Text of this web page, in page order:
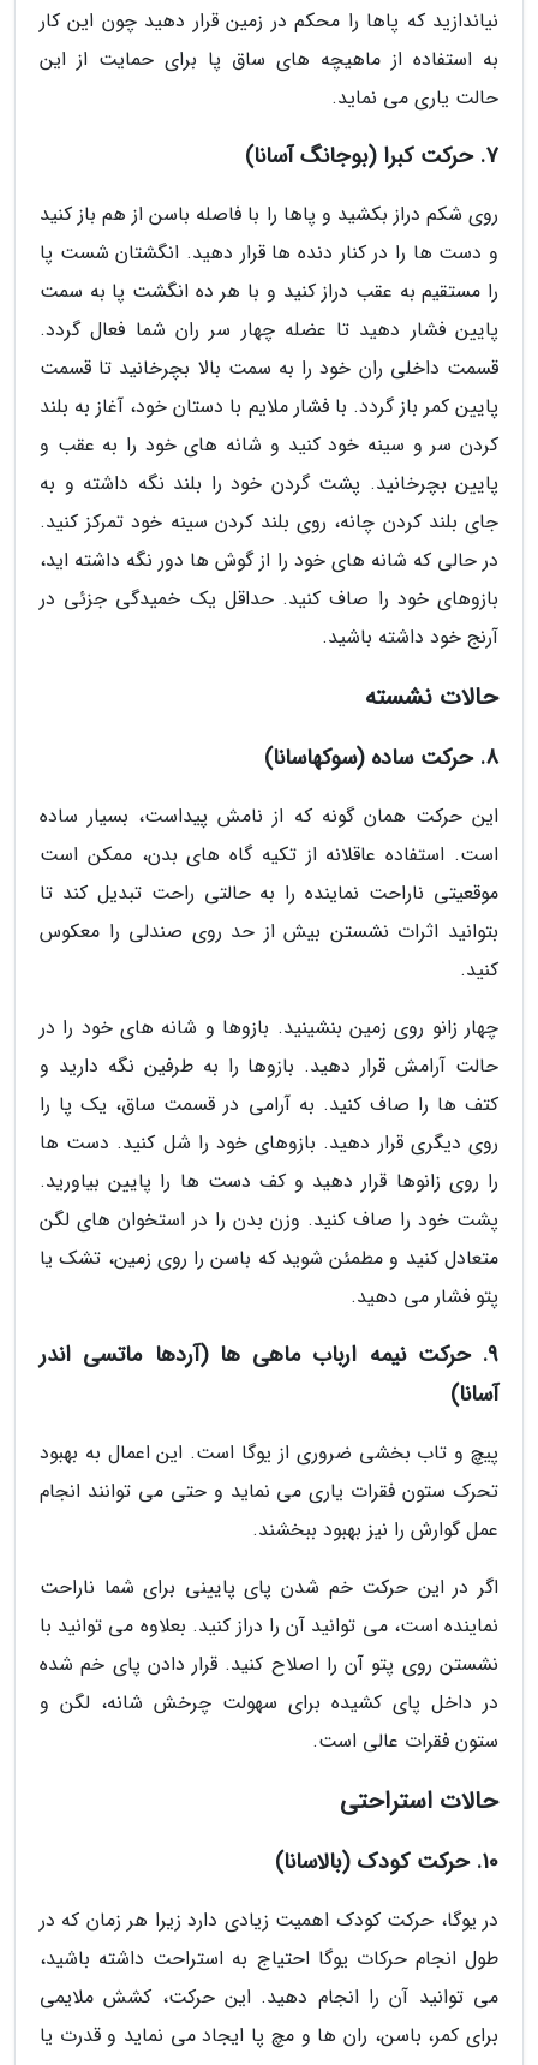
نیاندازید که پاها را محکم در زمین قرار دهید چون این کار
به استفاده از ماهیچه های ساق پا برای حمایت از این
حالت یاری می نماید.
7. حرکت کبرا (بوجانگ آسانا)
روی شکم دراز بکشید و پاها را با فاصله باسن از هم باز کنید
و دست ها را در کنار دنده ها قرار دهید. انگشتان شست پا
را مستقیم به عقب دراز کنید و با هر ده انگشت پا به سمت
پایین فشار دهید تا عضله چهار سر ران شما فعال گردد.
قسمت داخلی ران خود را به سمت بالا بچرخانید تا قسمت
پایین کمر باز گردد. با فشار ملایم با دستان خود، آغاز به بلند
کردن سر و سینه خود کنید و شانه های خود را به عقب و
پایین بچرخانید. پشت گردن خود را بلند نگه داشته و به
جای بلند کردن چانه، روی بلند کردن سینه خود تمرکز کنید.
در حالی که شانه های خود را از گوش ها دور نگه داشته اید،
بازوهای خود را صاف کنید. حداقل یک خمیدگی جزئی در
آرنج خود داشته باشید.
حالات نشسته
8. حرکت ساده (سوکهاسانا)
این حرکت همان گونه که از نامش پیداست، بسیار ساده
است. استفاده عاقلانه از تکیه گاه های بدن، ممکن است
موقعیتی ناراحت نماینده را به حالتی راحت تبدیل کند تا
بتوانید اثرات نشستن بیش از حد روی صندلی را معکوس
کنید.
چهار زانو روی زمین بنشینید. بازوها و شانه های خود را در
حالت آرامش قرار دهید. بازوها را به طرفین نگه دارید و
کتف ها را صاف کنید. به آرامی در قسمت ساق، یک پا را
روی دیگری قرار دهید. بازوهای خود را شل کنید. دست ها
را روی زانوها قرار دهید و کف دست ها را پایین بیاورید.
پشت خود را صاف کنید. وزن بدن را در استخوان های لگن
متعادل کنید و مطمئن شوید که باسن را روی زمین، تشک یا
پتو فشار می دهید.
9. حرکت نیمه ارباب ماهی ها (آردها ماتسی اندر
آسانا)
پیچ و تاب بخشی ضروری از یوگا است. این اعمال به بهبود
تحرک ستون فقرات یاری می نماید و حتی می توانند انجام
عمل گوارش را نیز بهبود ببخشند.
اگر در این حرکت خم شدن پای پایینی برای شما ناراحت
نماینده است، می توانید آن را دراز کنید. بعلاوه می توانید با
نشستن روی پتو آن را اصلاح کنید. قرار دادن پای خم شده
در داخل پای کشیده برای سهولت چرخش شانه، لگن و
ستون فقرات عالی است.
حالات استراحتی
10. حرکت کودک (بالاسانا)
در یوگا، حرکت کودک اهمیت زیادی دارد زیرا هر زمان که در
طول انجام حرکات یوگا احتیاج به استراحت داشته باشید،
می توانید آن را انجام دهید. این حرکت، کشش ملایمی
برای کمر، باسن، ران ها و مچ پا ایجاد می نماید و قدرت یا